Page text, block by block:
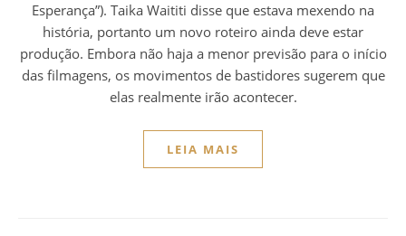
Esperança”). Taika Waititi disse que estava mexendo na
história, portanto um novo roteiro ainda deve estar
produção. Embora não haja a menor previsão para o início
das filmagens, os movimentos de bastidores sugerem que
elas realmente irão acontecer.
LEIA MAIS